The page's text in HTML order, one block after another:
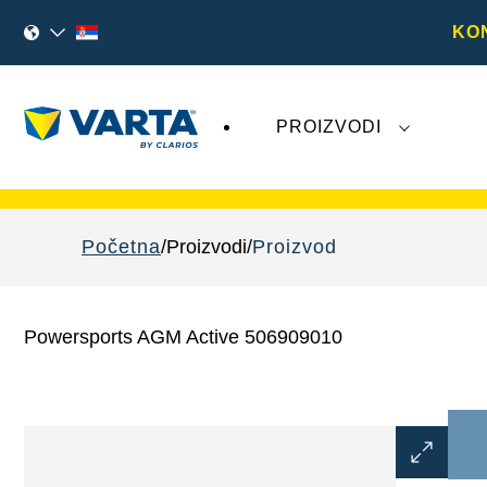
PROIZVODI
Početna Proizvodi Proizvod
Powersports AGM Active 506909010
Otvorite
dijalog